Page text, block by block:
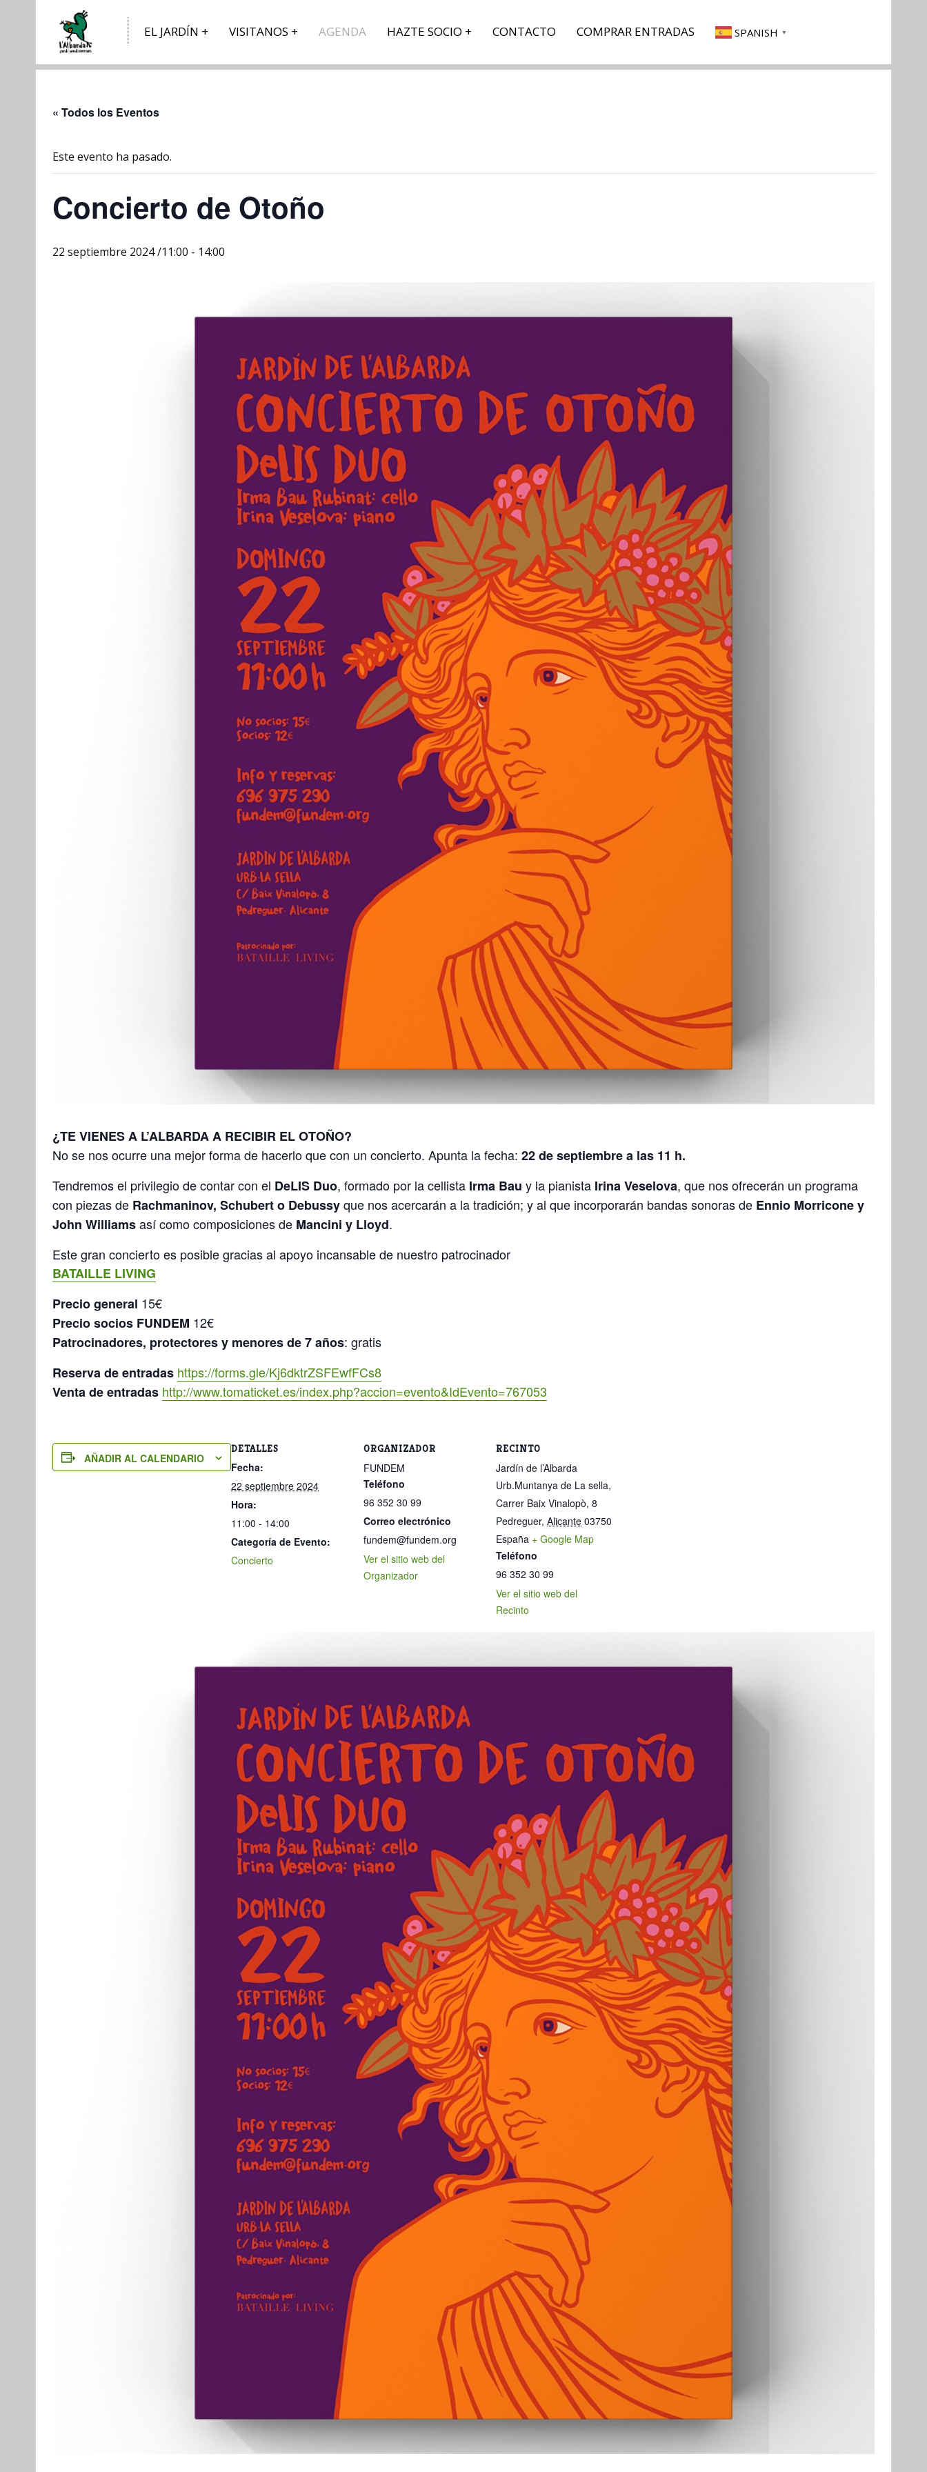
EL JARDÍN VISITANOS AGENDA HAZTE SOCIO CONTACTO COMPRAR ENTRADAS SPANISH ▼
« Todos los Eventos
Este evento ha pasado.
Concierto de Otoño
22 septiembre 2024 /11:00 - 14:00
¿TE VIENES A L’ALBARDA A RECIBIR EL OTOÑO?
No se nos ocurre una mejor forma de hacerlo que con un concierto. Apunta la fecha: 22 de septiembre a las 11 h.
Tendremos el privilegio de contar con el DeLIS Duo, formado por la cellista Irma Bau y la pianista Irina Veselova, que nos ofrecerán un programa
con piezas de Rachmaninov, Schubert o Debussyque nos acercarán a la tradición; y al que incorporarán bandas sonoras de Ennio Morricone y
John Williamsasí como composiciones de Mancini y Lloyd.
Este gran concierto es posible gracias al apoyo incansable de nuestro patrocinador
BATAILLE LIVING
Precio general 15€
Precio socios FUNDEM 12€
Patrocinadores, protectores y menores de 7 años: gratis
Reserva de entradas https://forms.gle/Kj6dktrZSFEwfFCs8
Venta de entradas http://www.tomaticket.es/index.php?accion=evento&IdEvento=767053
AÑADIR AL CALENDARIO
DETALLES
Fecha:
22 septiembre 2024
Hora:
11:00 - 14:00
Categoría de Evento:
Concierto
ORGANIZADOR
FUNDEM
Teléfono
96 352 30 99
Correo electrónico
fundem@fundem.org
Ver el sitio web del
Organizador
RECINTO
Jardín de l’Albarda
Urb.Muntanya de La sella,
Carrer Baix Vinalopò, 8
Pedreguer, Alicante 03750
España + Google Map
Teléfono
96 352 30 99
Ver el sitio web del
Recinto